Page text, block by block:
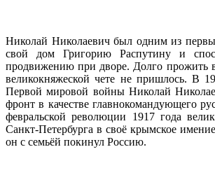
Николай Николаевич был одним из
свой дом Григорию Распутину и
продвижению при дворе. Долго прожить
великокняжеской чете не пришлось. В
Первой мировой войны Николай
фронт в качестве главнокомандующего
февральской революции 1917 года
Санкт-Петербурга в своё крымское
он с семьёй покинул Россию.